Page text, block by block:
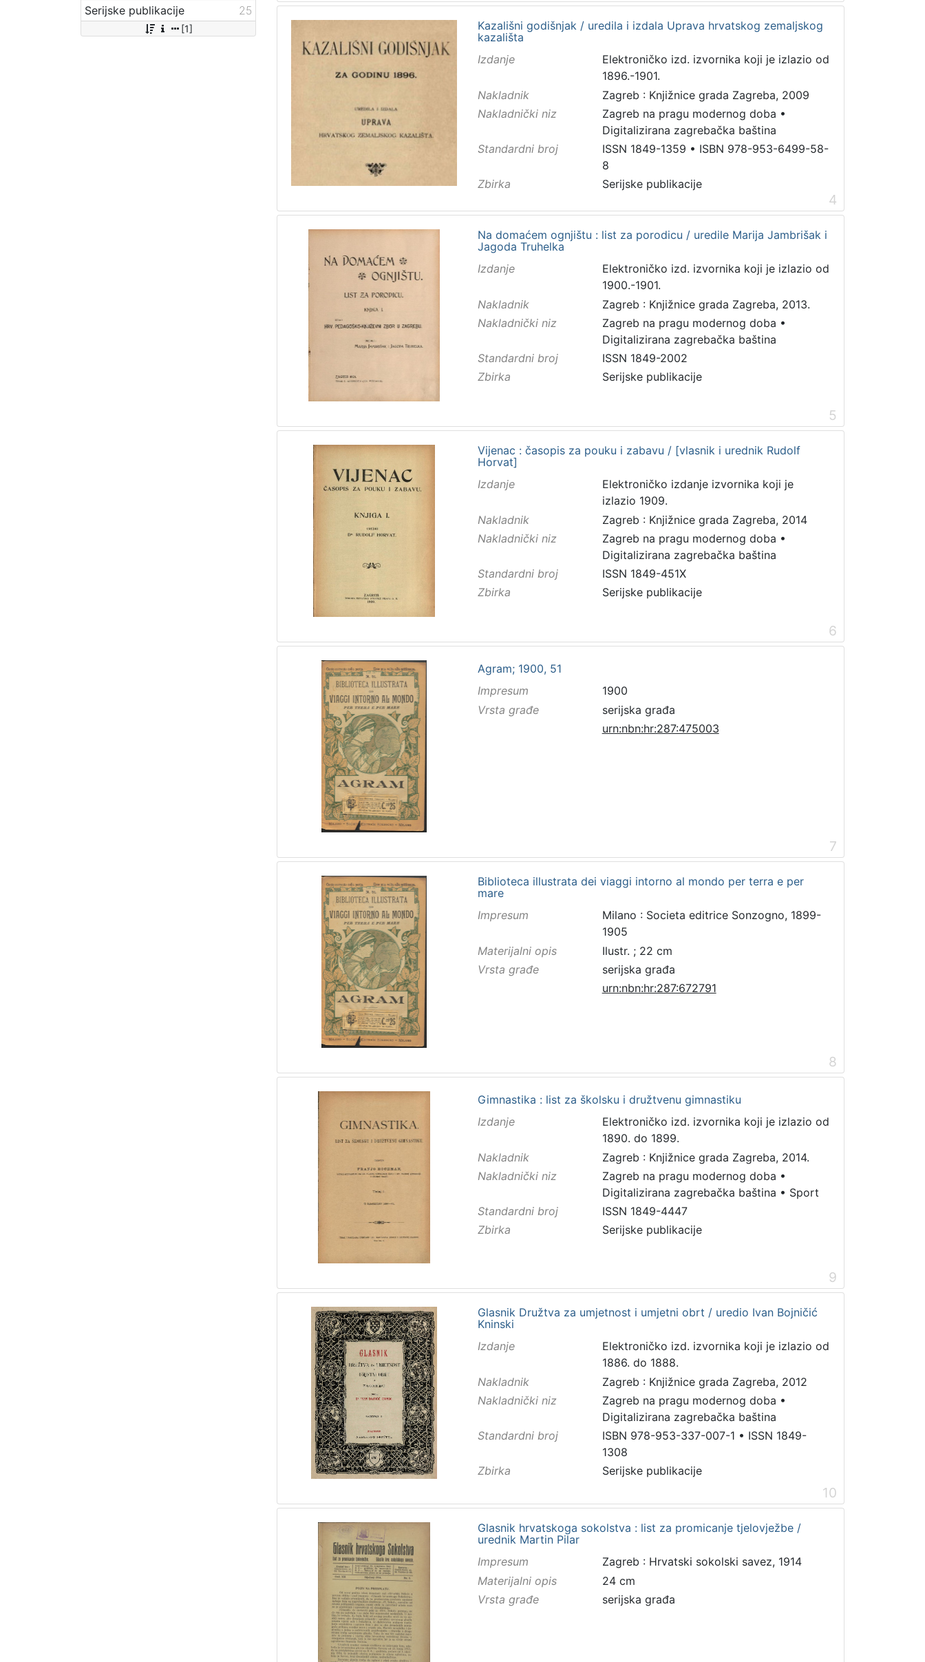
Serijske publikacije
25
[1]
Kazališni godišnjak / uredila i izdala Uprava hrvatskog zemaljskog
kazališta
Izdanje
Elektroničko izd. izvornika koji je izlazio od
1896.-1901.
Nakladnik
Zagreb : Knjižnice grada Zagreba, 2009
Nakladnički niz
Zagreb na pragu modernog doba •
Digitalizirana zagrebačka baština
Standardni broj
ISSN 1849-1359 • ISBN 978-953-6499-58-
8
Zbirka
Serijske publikacije
4
Na domaćem ognjištu : list za porodicu / uredile Marija Jambrišak i
Jagoda Truhelka
Izdanje
Elektroničko izd. izvornika koji je izlazio od
1900.-1901.
Nakladnik
Zagreb : Knjižnice grada Zagreba, 2013.
Nakladnički niz
Zagreb na pragu modernog doba •
Digitalizirana zagrebačka baština
Standardni broj
ISSN 1849-2002
Zbirka
Serijske publikacije
5
Vijenac : časopis za pouku i zabavu / [vlasnik i urednik Rudolf
Horvat]
Izdanje
Elektroničko izdanje izvornika koji je
izlazio 1909.
Nakladnik
Zagreb : Knjižnice grada Zagreba, 2014
Nakladnički niz
Zagreb na pragu modernog doba •
Digitalizirana zagrebačka baština
Standardni broj
ISSN 1849-451X
Zbirka
Serijske publikacije
6
Agram; 1900, 51
Impresum
1900
Vrsta građe
serijska građa
urn:nbn:hr:287:475003
7
Biblioteca illustrata dei viaggi intorno al mondo per terra e per
mare
Impresum
Milano : Societa editrice Sonzogno, 1899-
1905
Materijalni opis
Ilustr. ; 22 cm
Vrsta građe
serijska građa
urn:nbn:hr:287:672791
8
Gimnastika : list za školsku i družtvenu gimnastiku
Izdanje
Elektroničko izd. izvornika koji je izlazio od
1890. do 1899.
Nakladnik
Zagreb : Knjižnice grada Zagreba, 2014.
Nakladnički niz
Zagreb na pragu modernog doba •
Digitalizirana zagrebačka baština • Sport
Standardni broj
ISSN 1849-4447
Zbirka
Serijske publikacije
9
Glasnik Družtva za umjetnost i umjetni obrt / uredio Ivan Bojničić
Kninski
Izdanje
Elektroničko izd. izvornika koji je izlazio od
1886. do 1888.
Nakladnik
Zagreb : Knjižnice grada Zagreba, 2012
Nakladnički niz
Zagreb na pragu modernog doba •
Digitalizirana zagrebačka baština
Standardni broj
ISBN 978-953-337-007-1 • ISSN 1849-
1308
Zbirka
Serijske publikacije
10
Glasnik hrvatskoga sokolstva : list za promicanje tjelovježbe /
urednik Martin Pilar
Impresum
Zagreb : Hrvatski sokolski savez, 1914
Materijalni opis
24 cm
Vrsta građe
serijska građa